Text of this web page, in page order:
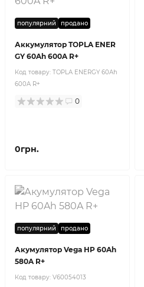
популярний продано
Аккумулятор TOPLA ENER
GY 60Ah 600A R+
Код товару: TOPLA ENERGY 60Ah
600A R+
0
0грн.
популярний продано
Акумулятор Vega HP 60Ah
580A R+
Код товару: V60054013